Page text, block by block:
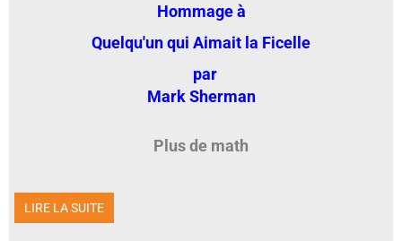
Hommage à
Quelqu'un qui Aimait la Ficelle
par
Mark Sherman
Plus de math
LIRE LA SUITE